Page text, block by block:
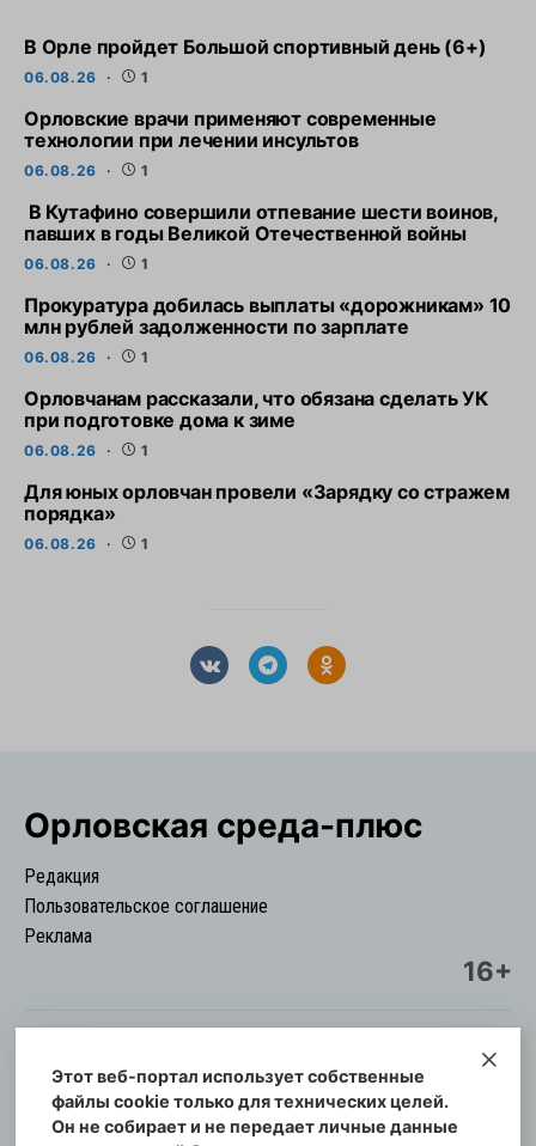
В Орле пройдет Большой спортивный день (6+)
06.08.26 1
Орловские врачи применяют современные
технологии при лечении инсультов
06.08.26 1
В Кутафино совершили отпевание шести воинов,
павших в годы Великой Отечественной войны
06.08.26 1
Прокуратура добилась выплаты «дорожникам» 10
млн рублей задолженности по зарплате
06.08.26 1
Орловчанам рассказали, что обязана сделать УК
при подготовке дома к зиме
06.08.26 1
Для юных орловчан провели «Зарядку со стражем
порядка»
06.08.26 1
Орловская cреда-плюс
Редакция
Пользовательское соглашение
Реклама
16+
© Информационный городской портал
Орловская cреда-плюс, 2021-2026
Свидетельство о регистрации СМИ: ПИ №57-
Этот веб-портал использует собственные
файлы cookie только для технических целей.
Он не собирает и не передает личные данные